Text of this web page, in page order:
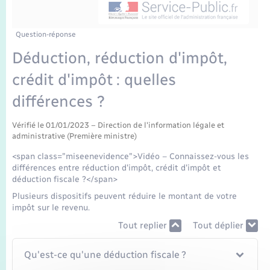
Mariage – PACS
Parrainage civil
Recensement
Question-réponse
Déduction, réduction d'impôt,
crédit d'impôt : quelles
différences ?
Vérifié le 01/01/2023 – Direction de l'information légale et
administrative (Première ministre)
<span class="miseenevidence">Vidéo – Connaissez-vous les
différences entre réduction d'impôt, crédit d'impôt et
déduction fiscale ?</span>
Plusieurs dispositifs peuvent réduire le montant de votre
impôt sur le revenu.
Tout replier Tout déplier
Qu'est-ce qu'une déduction fiscale ?